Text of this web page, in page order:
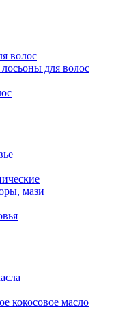
волос
для волос
мази
кокосовое масло